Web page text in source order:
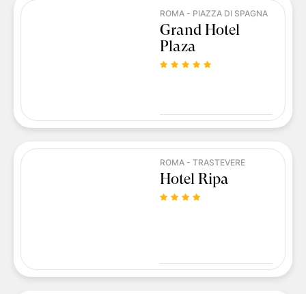
ROMA - PIAZZA DI SPAGNA
Grand Hotel
Plaza
ROMA - TRASTEVERE
Hotel Ripa